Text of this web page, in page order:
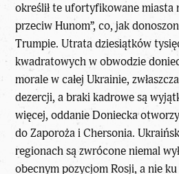
określił te ufortyfikowane miasta
przeciw Hunom”, co, jak
Trumpie. Utrata dziesiątków
kwadratowych w obwodzie
morale w całej Ukrainie,
dezercji, a braki kadrowe są
więcej, oddanie Doniecka
do Zaporoża i Chersonia.
regionach są zwrócone niemal
obecnym pozycjom Rosji, a nie